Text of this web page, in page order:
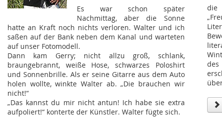
Es war schon später
Nachmittag, aber die Sonne
hatte an Kraft noch nichts verloren. Walter und ich
saßen auf der Bank neben dem Kanal und warteten
auf unser Fotomodell.
Dann kam Gerry; nicht allzu groß, schlank,
braungebrannt, weiße Hose, schwarzes Poloshirt
und Sonnenbrille. Als er seine Gitarre aus dem Auto
holen wollte, winkte Walter ab. „Die brauchen wir
nicht!“
„Das kannst du mir nicht antun! Ich habe sie extra
aufpoliert!“ konterte der Künstler. Walter fügte sich.
die
des